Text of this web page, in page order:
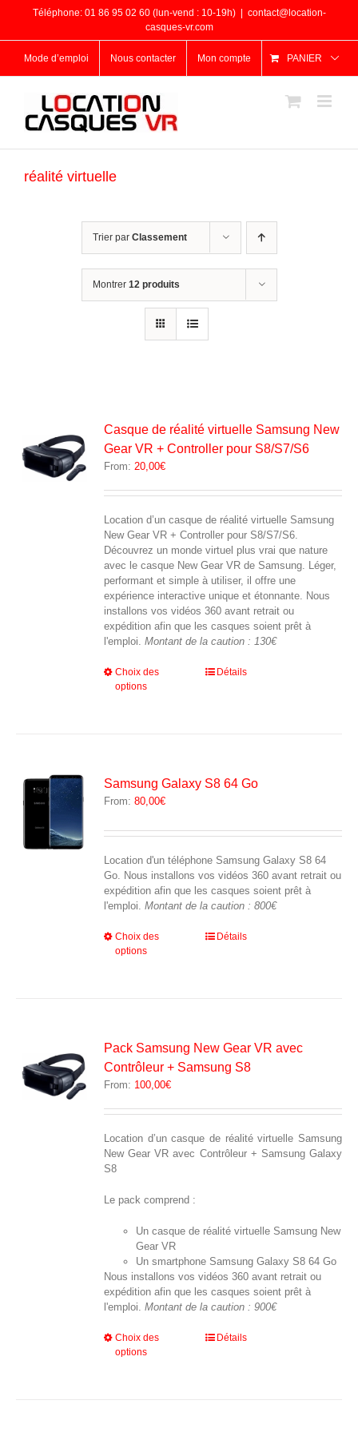
contenu
Téléphone: 01 86 95 02 60 (lun-vend : 10-19h)
contact@location-
casques-vr.com
Mode d’emploi Nous contacter Mon compte PANIER
réalité virtuelle
Trier par Classement
Montrer 12 produits
Casque de réalité virtuelle Samsung New
Gear VR + Controller pour S8/S7/S6
From:20,00€
Location d’un casque de réalité virtuelle Samsung
New Gear VR + Controller pour S8/S7/S6.
Découvrez un monde virtuel plus vrai que nature
avec le casque New Gear VR de Samsung. Léger,
performant et simple à utiliser, il offre une
expérience interactive unique et étonnante. Nous
installons vos vidéos 360 avant retrait ou
expédition afin que les casques soient prêt à
l'emploi.Montant de la caution : 130€
Choix des
options
Ce
peuvent
la
page
Détails
Samsung Galaxy S8 64 Go
From:80,00€
Location d'un téléphone Samsung Galaxy S8 64
Go. Nous installons vos vidéos 360 avant retrait ou
expédition afin que les casques soient prêt à
l'emploi.Montant de la caution : 800€
Choix des
options
Ce
peuvent
choisies
page
du
produit
Détails
Pack Samsung New Gear VR avec
Contrôleur + Samsung S8
From: 100,00€
Location d’un casque de réalité virtuelle Samsung
New Gear VR avec Contrôleur + Samsung Galaxy
S8
Le pack comprend :
Un casque de réalité virtuelle Samsung New
Gear VR
Un smartphone Samsung Galaxy S8 64 Go
Nous installons vos vidéos 360 avant retrait ou
expédition afin que les casques soient prêt à
l'emploi.Montant de la caution : 900€
Choix des
options
Ce Détails